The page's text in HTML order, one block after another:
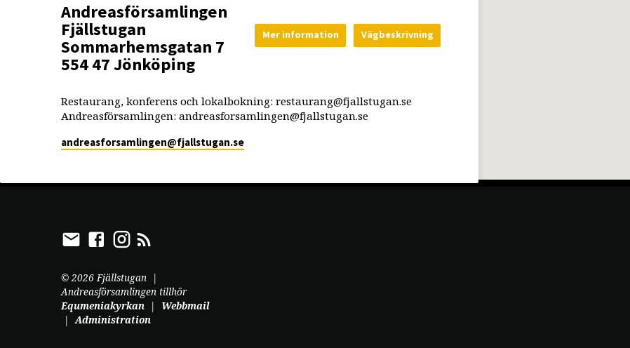
Andreasförsamlingen
Fjällstugan
Sommarhemsgatan 7
554 47 Jönköping
Mer information Vägbeskrivning
Restaurang, konferens och lokalbokning: restaurang@fjallstugan.se
Andreasförsamlingen: andreasforsamlingen@fjallstugan.se
andreasforsamlingen​@fjallstugan.se
© 2026 Fjällstugan |
Andreasförsamlingen tillhör
Equmeniakyrkan | Webbmail
|Administration